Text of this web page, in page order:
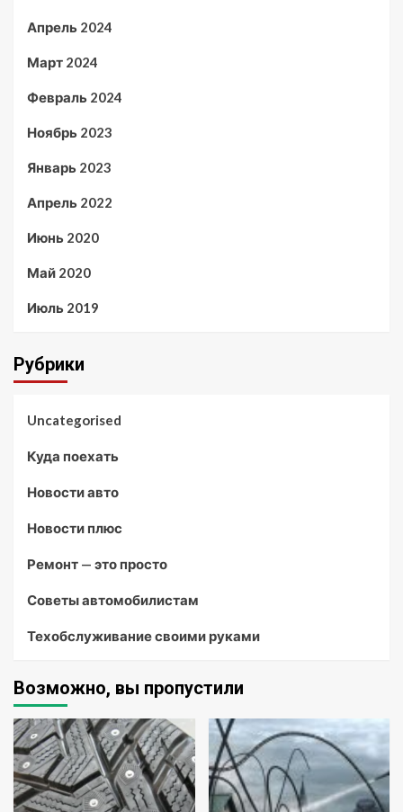
Апрель 2024
Март 2024
Февраль 2024
Ноябрь 2023
Январь 2023
Апрель 2022
Июнь 2020
Май 2020
Июль 2019
Рубрики
Uncategorised
Куда поехать
Новости авто
Новости плюс
Ремонт — это просто
Советы автомобилистам
Техобслуживание своими руками
Возможно, вы пропустили